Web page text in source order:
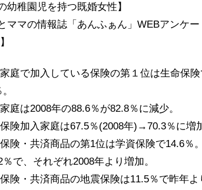
幼稚園児を持つ既婚女性】
ママの情報誌「あんふぁん」WEBアンケー
庭で加入している保険の第１位は生命保
庭は2008年の88.6％が82.8％に減少。
険加入家庭は67.5％(2008年)→70.3％に増
険・共済商品の第1位は学資保険で14.6％
で、それぞれ2008年より増加。
険・共済商品の地震保険は11.5％で昨年よ